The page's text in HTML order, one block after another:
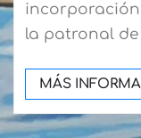
incorporación
la patronal de
MÁS